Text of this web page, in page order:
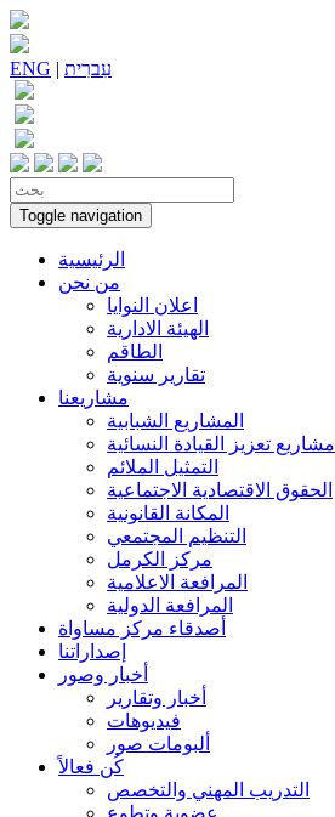
ENG | עִברִית
Toggle navigation
الرئيسية
من نحن
اعلان النوايا
الهيئة الادارية
الطاقم
تقارير سنوية
مشاريعنا
المشاريع الشبابية
مشاريع تعزيز القيادة النسائية
التمثيل الملائم
الحقوق الاقتصادية الاجتماعية
المكانة القانونية
التنظيم المجتمعي
مركز الكرمل
المرافعة الاعلامية
المرافعة الدولية
أصدقاء مركز مساواة
إصداراتنا
أخبار وصور
أخبار وتقارير
فيديوهات
ألبومات صور
كُن فعالاً
التدريب المهني والتخصص
عضوية وتطوع